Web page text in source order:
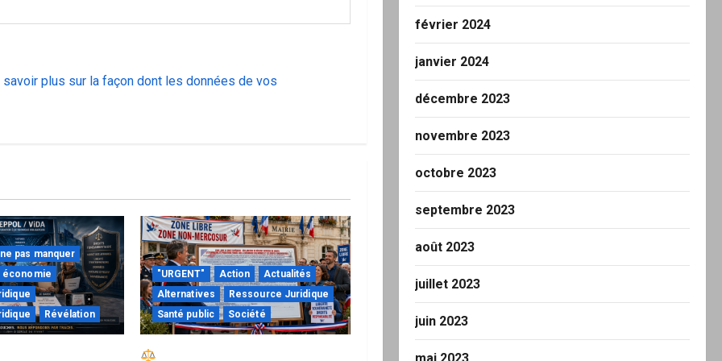
savoir plus sur la façon dont les données de vos
pas manquer
économie
Révélation
"URGENT" Action
Actualités
Alternatives
Ressource Juridique
Santé public
Société
février 2024
janvier 2024
décembre 2023
novembre 2023
octobre 2023
septembre 2023
août 2023
juillet 2023
juin 2023